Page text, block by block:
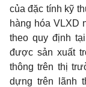
của đặc tính kỹ
hàng hóa VLXD
theo quy định tại
được sản xuất
thông trên thị
dựng trên lãnh